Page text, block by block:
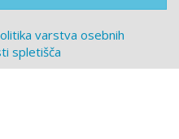
varstva osebnih
spletišča